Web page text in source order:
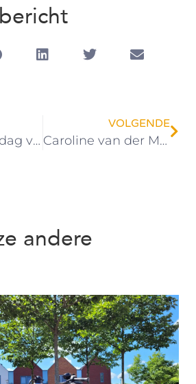
Poffertjesmiddag voor nieuwe bewoners in Borg & Buiten
VOLGENDE
Caroline van der Meulen met pensioen
andere